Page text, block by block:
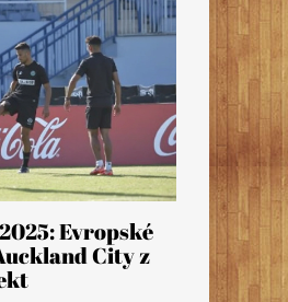
Evropské
City z